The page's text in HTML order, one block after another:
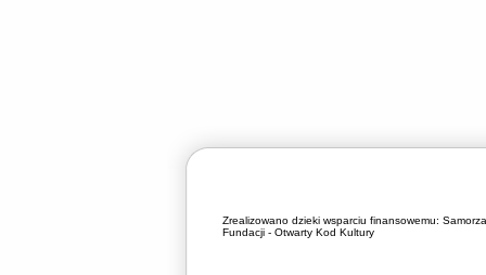
Zrealizowano dzieki wsparciu finansowemu:
Fundacji - Otwarty Kod Kultury